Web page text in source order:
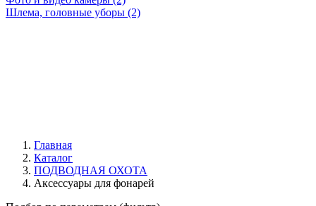
Шлема, головные уборы (2)
Главная
Каталог
ПОДВОДНАЯ ОХОТА
Аксессуары для фонарей